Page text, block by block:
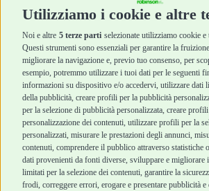
Utilizziamo i cookie e altre
Noi e altre 5 terze parti selezionate utilizziamo cookie
Questi strumenti sono essenziali per garantire la
migliorare la navigazione e, previo tuo consenso, per
esempio, potremmo utilizzare i tuoi dati per le seguenti
informazioni su dispositivo e/o accedervi, utilizzare dati
della pubblicità, creare profili per la pubblicità
per la selezione di pubblicità personalizzata, creare
personalizzazione dei contenuti, utilizzare profili per la
personalizzati, misurare le prestazioni degli annunci,
contenuti, comprendere il pubblico attraverso statistiche
dati provenienti da fonti diverse, sviluppare e migliorare
limitati per la selezione dei contenuti, garantire la
frodi, correggere errori, erogare e presentare pubblicità e
Cibo Secco
Cibo Umido
Snack e
Masticazione
Diete Veterinarie
Cura e Salute
Igiene e Pulizia
Accessori
Cani Mini
Top Quality
Cibo
Cibo
Snack
Diete
Cura
Igiene
Top
Robinson Pet Shop